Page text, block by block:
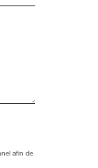
afin de